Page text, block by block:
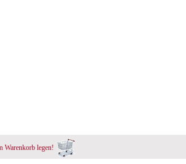
Warenkorb legen!